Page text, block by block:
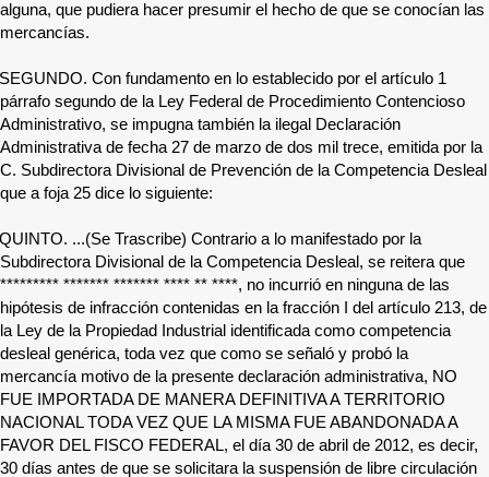
alguna, que pudiera hacer presumir el hecho de que se conocían las
mercancías.
SEGUNDO. Con fundamento en lo establecido por el artículo 1
párrafo segundo de la Ley Federal de Procedimiento Contencioso
Administrativo, se impugna también la ilegal Declaración
Administrativa de fecha 27 de marzo de dos mil trece, emitida por la
C. Subdirectora Divisional de Prevención de la Competencia Desleal
que a foja 25 dice lo siguiente:
QUINTO. ...(Se Trascribe) Contrario a lo manifestado por la
Subdirectora Divisional de la Competencia Desleal, se reitera que
********* ******* ******* **** ** ****, no incurrió en ninguna de las
hipótesis de infracción contenidas en la fracción I del artículo 213, de
la Ley de la Propiedad Industrial identificada como competencia
desleal genérica, toda vez que como se señaló y probó la
mercancía motivo de la presente declaración administrativa, NO
FUE IMPORTADA DE MANERA DEFINITIVA A TERRITORIO
NACIONAL TODA VEZ QUE LA MISMA FUE ABANDONADA A
FAVOR DEL FISCO FEDERAL, el día 30 de abril de 2012, es decir,
30 días antes de que se solicitara la suspensión de libre circulación